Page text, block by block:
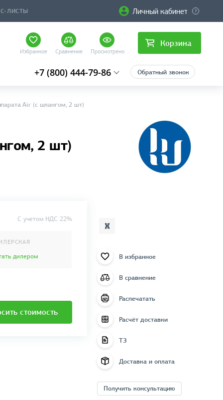
ЛИСТЫ Личный кабинет
Избранное Сравнение Просмотрено
Корзина
+7 (800) 444-79-86 Обратный звонок
Air (с шлангом, 2 шт)
2 шт)
C учетом НДС 22%
дилером
стоимость
В избранное
В сравнение
Распечатать
Расчёт доставки
ТЗ
Доставка и оплата
Получить консультацию